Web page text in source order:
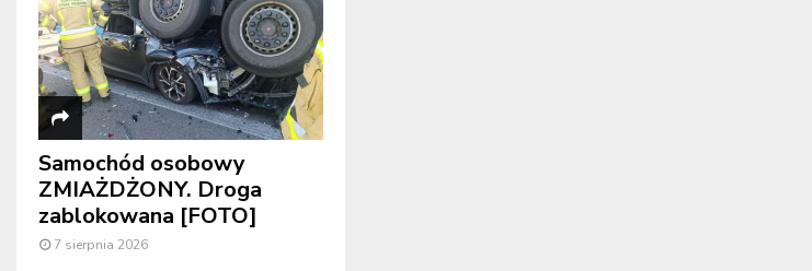
Samochód osobowy
ZMIAŻDŻONY. Droga
zablokowana [FOTO]
7 sierpnia 2026